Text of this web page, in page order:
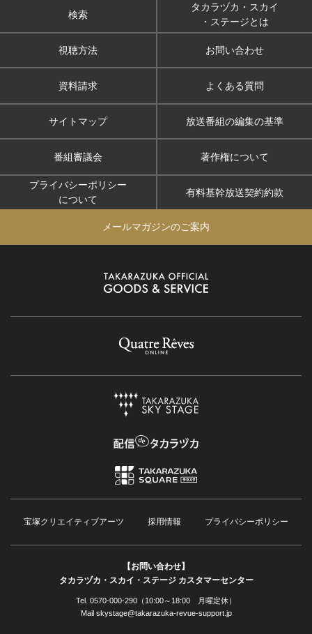
検索
タカラヅカ・スカイ
・ステージとは
視聴方法 お問い合わせ
資料請求 よくある質問
サイトマップ 放送番組の編集の基準
番組審議会 著作権について
プライバシーポリシー
について
有料基幹放送契約約款
メールマガジンのご案内
宝塚クリエイティブアーツ 採用情報 プライバシーポリシー
【お問い合わせ】
タカラヅカ・スカイ・ステージ カスタマーセンター
Tel. 0570-000-290（10:00～18:00 月曜定休）
Mail skystage@takarazuka-revue-support.jp